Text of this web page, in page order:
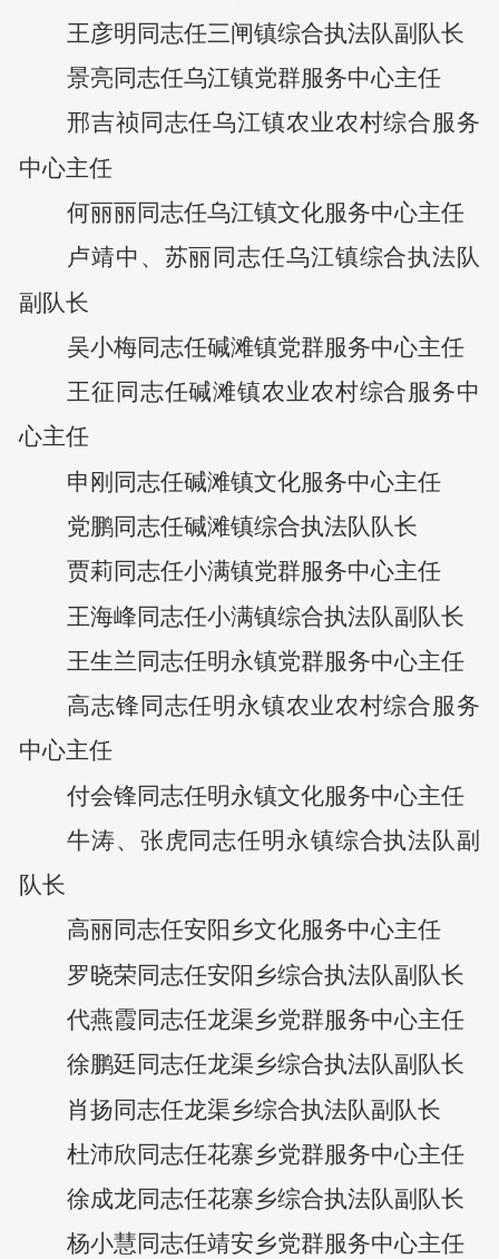
王彦明 同志任三闸镇综合执法队副队长
景亮 同志任乌江镇党群服务中心主任
邢吉祯 同志任乌江镇农业农村综合服务
中心主任
何丽丽同志任乌江镇文化服务中心主任
卢靖中 、 苏丽 同志任乌江镇综合执法队
副队长
吴小梅同志任碱滩镇党群服务中心主任
王征 同志任碱滩镇农业农村综合服务中
心主任
申刚 同志任碱滩镇文化服务中心主任
党鹏同志任碱滩镇综合执法队队长
贾莉 同志任小满镇党群服务中心主任
王海峰同志任小满镇综合执法队副队长
王生兰同志任明永镇党群服务中心主任
高志锋 同志任明永镇农业农村综合服务
中心主任
付会锋同志任明永镇文化服务中心主任
牛涛、 张虎同志任明永镇综合执法队副
队长
高丽 同志任安阳乡文化服务中心主任
罗晓荣同志任安阳乡综合执法队副队长
代燕霞同志任龙渠乡党群服务中心主任
徐鹏廷 同志任龙渠乡综合执法队副队长
肖扬同志任龙渠乡综合执法队副队长
杜沛欣同志任花寨乡党群服务中心主任
徐成龙 同志任花寨乡综合执法队副队长
杨小慧 同志任靖安乡党群服务中心主任